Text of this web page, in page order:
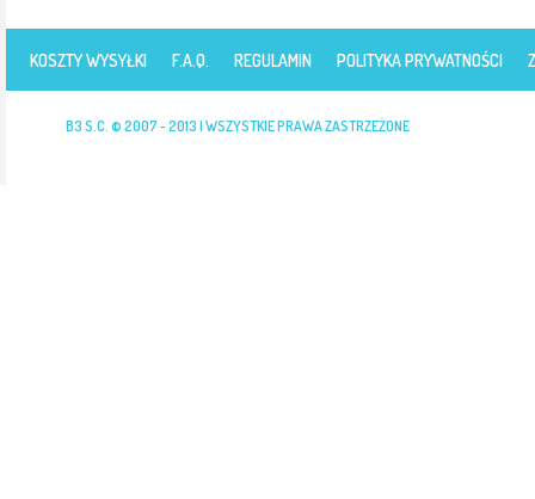
KOSZTY WYSYŁKI F.A.Q. REGULAMIN POLITYKA PRYWATNOŚCI
B3 S.C. © 2007 - 2013 | WSZYSTKIE PRAWA ZASTRZEŻONE